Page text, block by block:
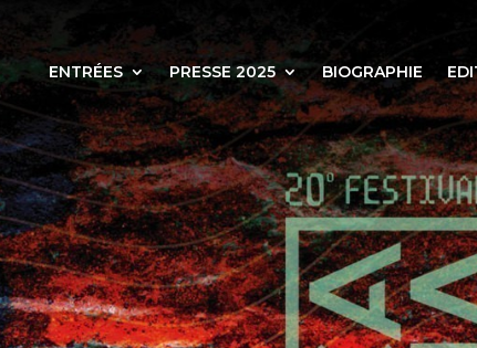
ENTRÉES PRESSE 2025 BIOGRAPHIE